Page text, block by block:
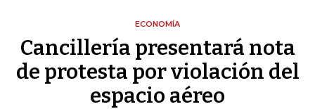
ECONOMÍA
Cancillería presentará nota
de protesta por violación del
espacio aéreo